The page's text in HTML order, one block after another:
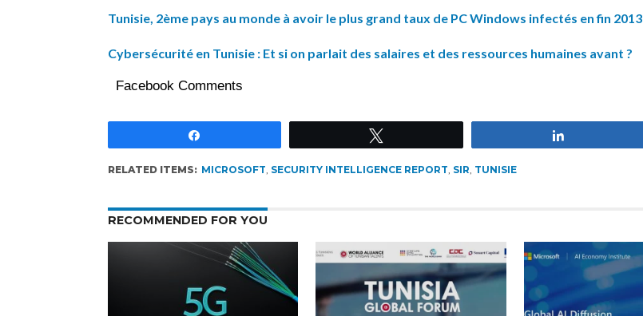
Tunisie, 2ème pays au monde à avoir le plus grand taux de PC Windows infectés en fin 2013
Cybersécurité en Tunisie : Et si on parlait des salaires et des ressources humaines avant ?
Facebook Comments
RELATED ITEMS: MICROSOFT, SECURITY INTELLIGENCE REPORT, SIR, TUNISIE
RECOMMENDED FOR YOU